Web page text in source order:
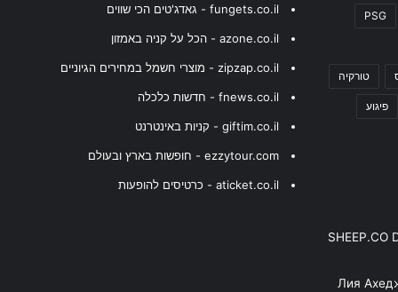
PSG
טורקיה
פיגוע
SHEEP.CO
Лия
fungets.co.il - גאדג'טים הכי שווים
azone.co.il - הכל על קניה באמזון
zipzap.co.il - מוצרי חשמל במחירים הגיוניים
fnews.co.il - חדשות כלכלה
giftim.co.il - קניות באינטרנט
ezzytour.com - חופשות בארץ ובעולם
aticket.co.il - כרטיסים להופעות